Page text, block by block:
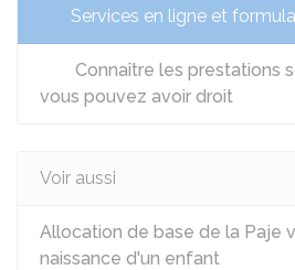
Services en ligne et
Connaître les prestations
vous pouvez avoir droit
Voir aussi
Allocation de base de la Paje
naissance d'un enfant